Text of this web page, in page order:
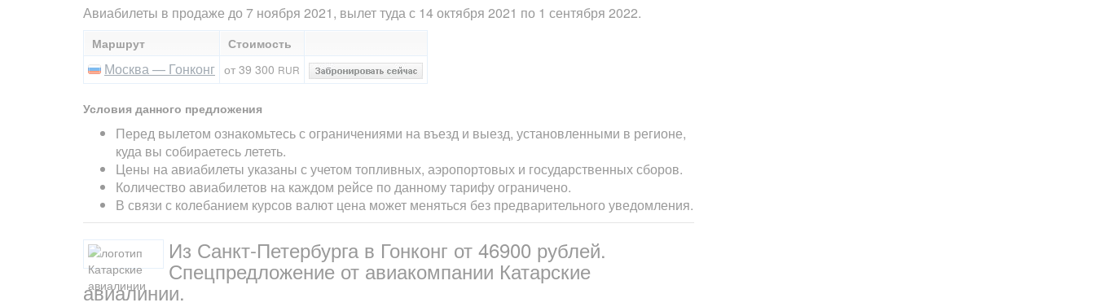
Авиабилеты в продаже до 7 ноября 2021, вылет туда с 14 октября 2021 по 1 сентября 2022.
Маршрут Стоимость
Москва — Гонконг от 39 300 RUR
Условия данного предложения
Перед вылетом ознакомьтесь с ограничениями на въезд и выезд, установленными в регионе,
куда вы собираетесь лететь.
Цены на авиабилеты указаны с учетом топливных, аэропортовых и государственных сборов.
Количество авиабилетов на каждом рейсе по данному тарифу ограничено.
В связи с колебанием курсов валют цена может меняться без предварительного уведомления.
Из Санкт-Петербурга в Гонконг от 46900 рублей.
Спецпредложение от авиакомпании Катарские
авиалинии.